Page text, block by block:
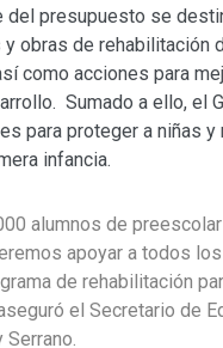
del presupuesto se
y obras de rehabilitación
como acciones para
Sumado a ello, el
para proteger a niñas y
infancia.
alumnos de
apoyar a todos
de rehabilitación
el Secretario de